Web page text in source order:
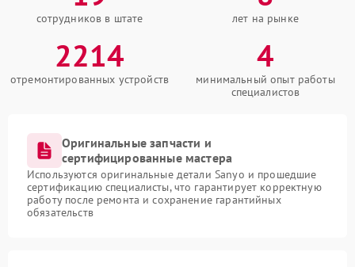
сотрудников в штате лет на рынке
2214
отремонтированных устройств
4
минимальный опыт работы
специалистов
Оригинальные запчасти и
сертифицированные мастера
Используются оригинальные детали Sanyo и прошедшие
сертификацию специалисты, что гарантирует корректную
работу после ремонта и сохранение гарантийных
обязательств